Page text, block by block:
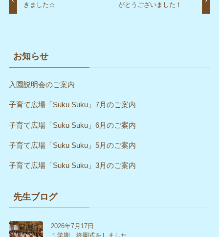
きました☆
がとうございました！
お知らせ
入園説明会のご案内
子育て広場「Suku Suku」7月のご案内
子育て広場「Suku Suku」6月のご案内
子育て広場「Suku Suku」5月のご案内
子育て広場「Suku Suku」3月のご案内
先生ブログ
2026年7月17日
１学期 終園式をしました